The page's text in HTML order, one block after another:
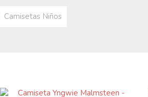
Camisetas Niños